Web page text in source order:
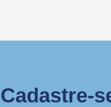
Cadastre-